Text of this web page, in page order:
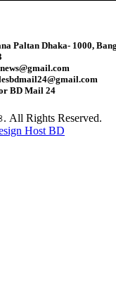
নিহত ৬
মার্কিন নাগরিকত্ব সীমিতের
বিতর্কিত করার
Paltan Dhaka- 1000,
BD Mail 24
All Rights Reserved.
Host BD